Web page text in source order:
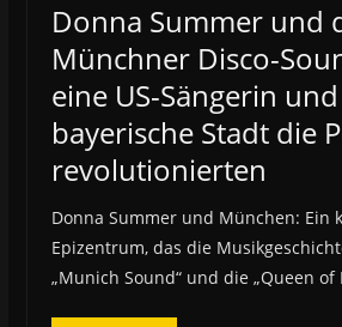
Donna Summer und
Münchner Disco-
eine US-Sängerin
bayerische Stadt die
revolutionierten
Donna Summer und München: Ein
Epizentrum, das die
„Munich Sound“ und die „Queen of